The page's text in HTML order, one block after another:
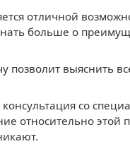
отличной
больше о
позволит выяснить
со
относительно этой